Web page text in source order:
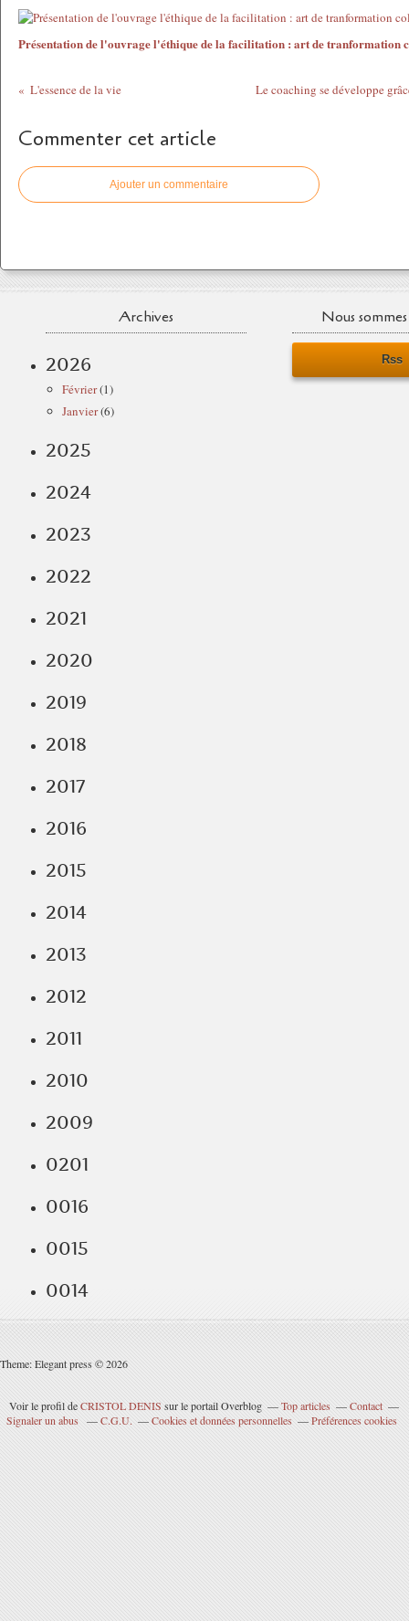
Présentation de l'ouvrage l'éthique de la facilitation : art de tranformation
L'essence de la vie Le coaching se développe
Commenter cet article
Ajouter un commentaire
Archives
2026
Février(1)
Janvier(6)
2025
2024
2023
2022
2021
2020
2019
2018
2017
2016
2015
2014
2013
2012
2011
2010
2009
0201
0016
0015
0014
Nous
Rss
Theme: Elegant press © 2026
Voir le profil deCRISTOL DENIS sur le portail Overblog Top articles
Contact
Signaler un abus
C.G.U. Cookies et données personnelles Préférences cookies